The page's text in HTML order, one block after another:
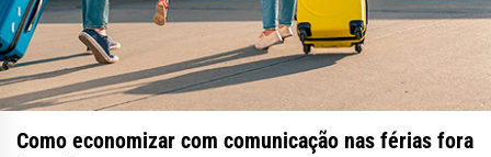
Como economizar com comunicação nas férias fora